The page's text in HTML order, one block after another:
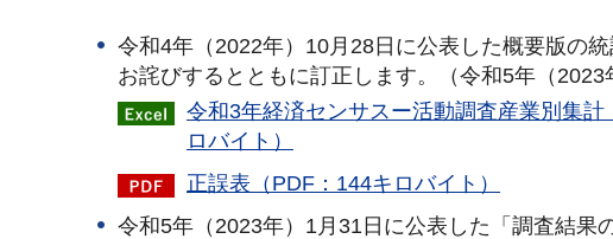
令和4年（2022年）10月28日に公表した概要版の
お詫びするとともに訂正します。（令和5年（2023
令和3年経済センサスー活動調査産業別集
ロバイト）
正誤表（PDF：144キロバイト）
令和5年（2023年）1月31日に公表した「調査結果